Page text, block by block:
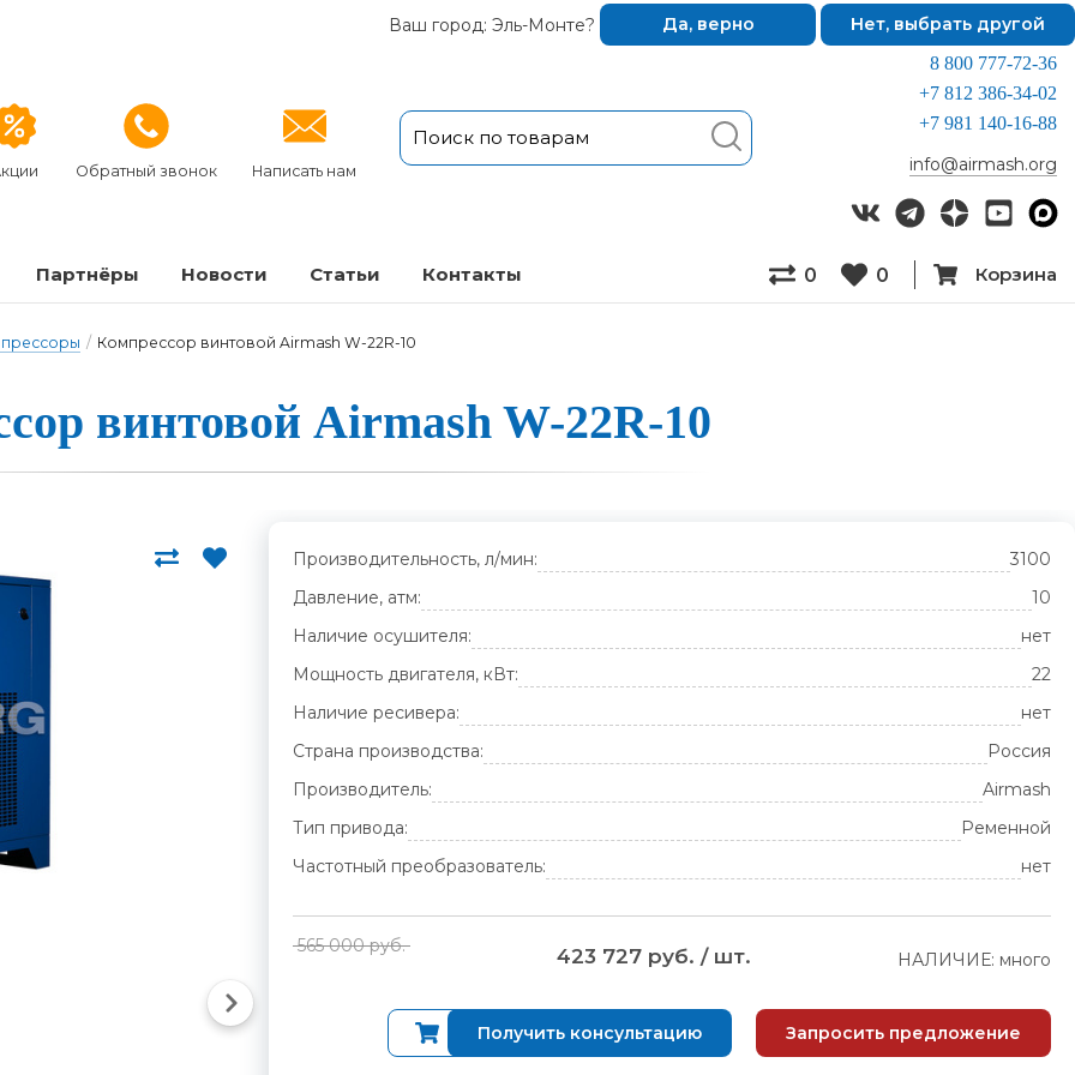
Ваш город: Эль-Монте? Да, верно Нет, выбрать другой
Обратный звонок Написать нам
8 800 777-72-36
+7 812 386-34-02
+7 981 140-16-88
info@airmash.org
Партнёры Новости Статьи Кон­так­ты 0 0 Корзина
/ Компрессор винтовой Airmash W-22R-10
вин­то­вой Airmash W-22R-10
Производительность, л/мин:
3100
Давление, атм:
10
Наличие осушителя:
нет
Мощность двигателя, кВт:
22
Наличие ресивера:
нет
Страна производства:
Россия
Производитель:
Airmash
Тип привода:
Ременной
Частотный преобразователь:
нет
565 000 руб. 423 727 руб. / шт. НАЛИЧИЕ: много
Купить
Получить консультацию Запросить предложение